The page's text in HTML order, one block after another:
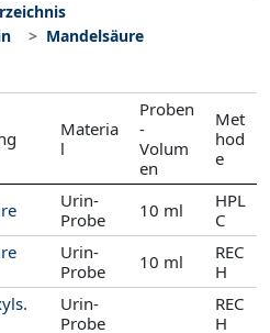
Mandelsäure
Materia
l
Proben
-
Volum
en
Met
hod
e
Urin-
Probe
10 ml
HPL
C
Urin-
Probe
10 ml
REC
H
Urin-
Probe
REC
H